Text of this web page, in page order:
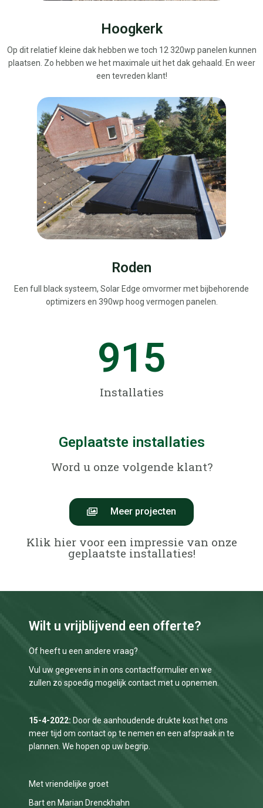
Hoogkerk
Op dit relatief kleine dak hebben we toch 12 320wp panelen kunnen
plaatsen. Zo hebben we het maximale uit het dak gehaald. En weer
een tevreden klant!
Roden
Een full black systeem, Solar Edge omvormer met bijbehorende
optimizers en 390wp hoog vermogen panelen.
915
Installaties
Geplaatste installaties
Word u onze volgende klant?
Meer projecten
Klik hier voor een impressie van onze
geplaatste installaties!
Wilt u vrijblijvend een offerte?
Of heeft u een andere vraag?
Vul uw gegevens in in ons contactformulier en we
zullen zo spoedig mogelijk contact met u opnemen.
15-4-2022: Door de aanhoudende drukte kost het ons
meer tijd om contact op te nemen en een afspraak in te
plannen. We hopen op uw begrip.
Met vriendelijke groet
Bart en Marian Drenckhahn